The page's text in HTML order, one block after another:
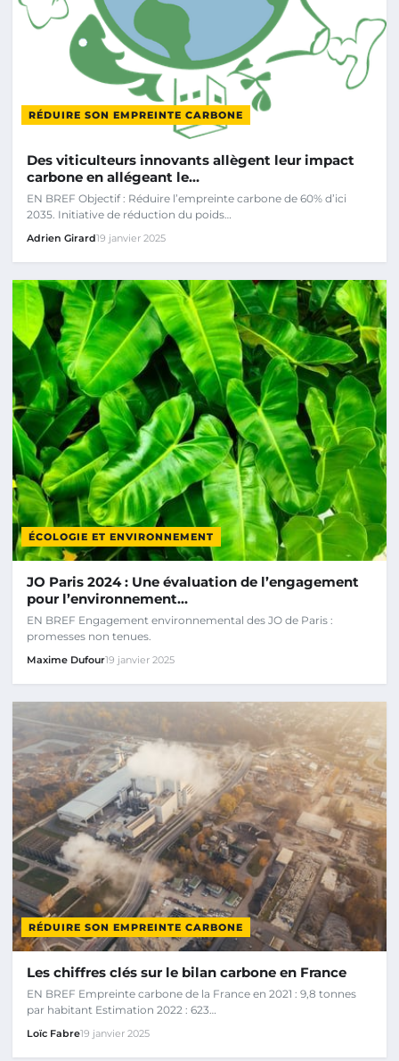
RÉDUIRE SON EMPREINTE CARBONE
Des viticulteurs innovants allègent leur impact
carbone en allégeant le…
EN BREF Objectif : Réduire l’empreinte carbone de 60% d’ici
2035. Initiative de réduction du poids…
Adrien Girard19 janvier 2025
ÉCOLOGIE ET ENVIRONNEMENT
JO Paris 2024 : Une évaluation de l’engagement
pour l’environnement…
EN BREF Engagement environnemental des JO de Paris :
promesses non tenues.
Maxime Dufour19 janvier 2025
RÉDUIRE SON EMPREINTE CARBONE
Les chiffres clés sur le bilan carbone en France
EN BREF Empreinte carbone de la France en 2021 : 9,8 tonnes
par habitant Estimation 2022 : 623…
Loïc Fabre19 janvier 2025